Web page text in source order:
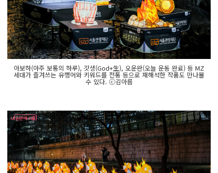
아보하(아주 보통의 하루), 갓생(God+生), 오운완(오늘 운동 완료) 등 MZ
세대가 즐겨쓰는 유행어와 키워드를 전통 등으로 재해석한 작품도 만나볼
수 있다. ⓒ김아름